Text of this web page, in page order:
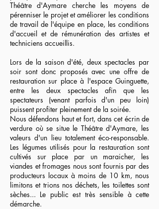
Théâtre d'Aymare cherche les moyens de
pérenniser le projet et améliorer les conditions
de travail de l'équipe en place, les conditions
d'accueil et de rémunération des artistes et
techniciens accueillis.
Lors de la saison d'été, deux spectacles par
soir sont donc proposés avec une offre de
restauration sur place à l'espace Guinguette,
entre les deux spectacles afin que les
spectateurs (venant parfois d'un peu loin)
puissent profiter pleinement de la soirée.
Nous défendons haut et fort, dans cet écrin de
verdure où se situe le Théâtre d'Aymare, les
valeurs d'un lieu totalement éco-responsable.
Les légumes utilisés pour la restauration sont
cultivés sur place par un maraicher, les
viandes et fromages nous sont fournis par des
producteurs locaux à moins de 10 km, nous
limitons et trions nos déchets, les toilettes sont
sèches... Le public est très sensible à cette
démarche.